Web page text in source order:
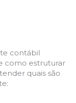
contábil
como estruturar
quais são